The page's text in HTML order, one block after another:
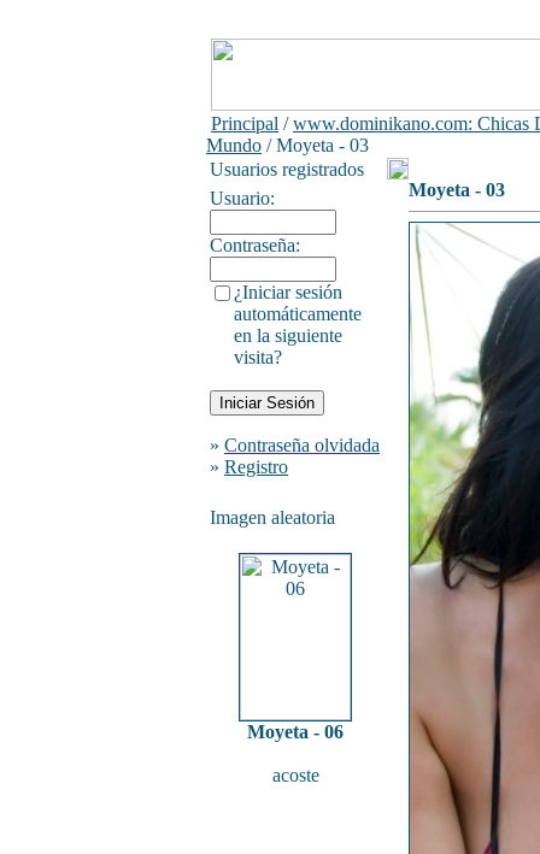
Principal /www.dominikano.com: Chicas
Mundo / Moyeta - 03
Usuarios registrados
Usuario:
Contraseña:
¿Iniciar sesión
automáticamente
en la siguiente
visita?
» Contraseña olvidada
» Registro
Imagen aleatoria
Moyeta - 06
acoste
Moyeta - 03